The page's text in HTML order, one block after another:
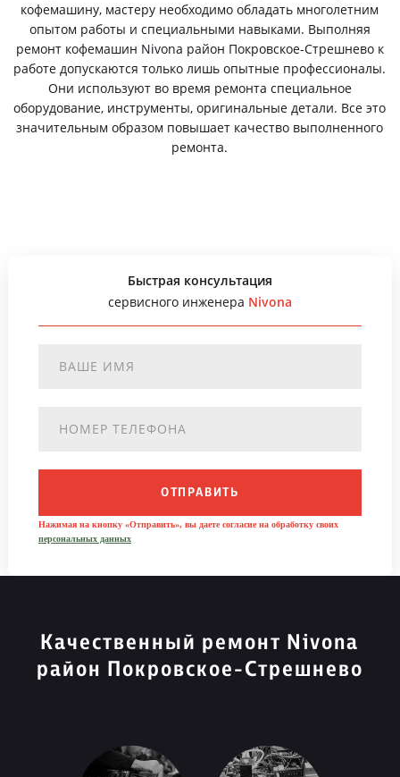
кофемашину, мастеру необходимо обладать многолетним
опытом работы и специальными навыками. Выполняя
ремонт кофемашин Nivona район Покровское-Стрешнево к
работе допускаются только лишь опытные профессионалы.
Они используют во время ремонта специальное
оборудование, инструменты, оригинальные детали. Все это
значительным образом повышает качество выполненного
ремонта.
Быстрая консультация
сервисного инженера Nivona
ОТПРАВИТЬ
Нажимая на кнопку «Отправить», вы даете согласие на обработку своих
персональных данных
Качественный ремонт Nivona
район Покровское-Стрешнево